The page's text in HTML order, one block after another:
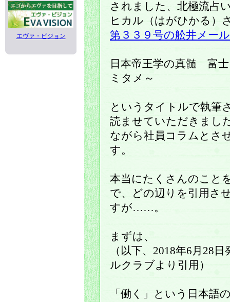
エヴァ・ビジョン
されました、北極流占
ヒカル（はがひかる）
第３３９号の舩井メー
日本帝王学の真髄 富
ミタメ～
というタイトルで執筆
読ませていただきまし
ながら社員コラムとさ
す。
本当にたくさんのこと
で、どの辺りを引用さ
すが……。
まずは、
（以下、2018年6月28
ルクラブより引用）
「働く」という日本語